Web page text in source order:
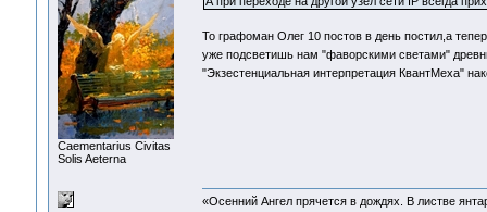
Сaementarius Civitas
Solis Aeterna
То графоман Олег 10 постов в день постил,а
уже подсветишь нам "фаворскими светами"
"Экзестенциальная интерпретация КвантМеха"
«Осенний Ангел прячется в дождях. В листве